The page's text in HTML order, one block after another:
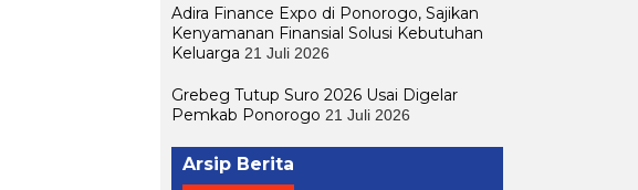
Adira Finance Expo di Ponorogo, Sajikan
Kenyamanan Finansial Solusi Kebutuhan
Keluarga 21 Juli 2026
Grebeg Tutup Suro 2026 Usai Digelar
Pemkab Ponorogo 21 Juli 2026
Arsip Berita